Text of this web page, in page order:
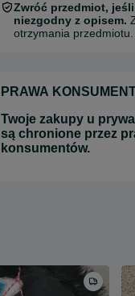
Zwróć przedmiot,
niezgodny z opisem.
otrzymania przedmiotu.
PRAWA
Twoje zakupy u
są chronione przez
konsumentów.